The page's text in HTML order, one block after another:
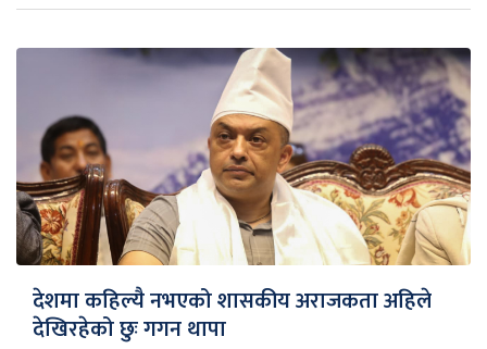
देशमा कहिल्यै नभएको शासकीय अराजकता अहिले
देखिरहेको छुः गगन थापा